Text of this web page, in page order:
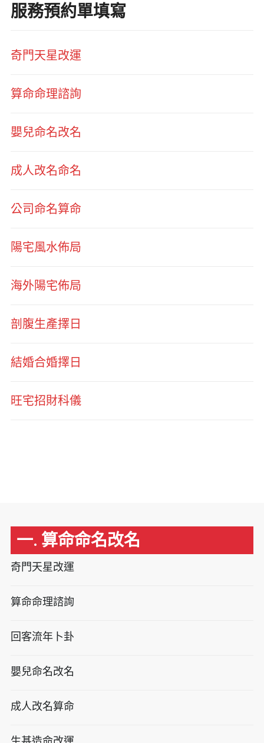
服務預約單填寫
奇門天星改運
算命命理諮詢
嬰兒命名改名
成人改名命名
公司命名算命
陽宅風水佈局
海外陽宅佈局
剖腹生產擇日
結婚合婚擇日
旺宅招財科儀
一. 算命命名改名
奇門天星改運
算命命理諮詢
回客流年卜卦
嬰兒命名改名
成人改名算命